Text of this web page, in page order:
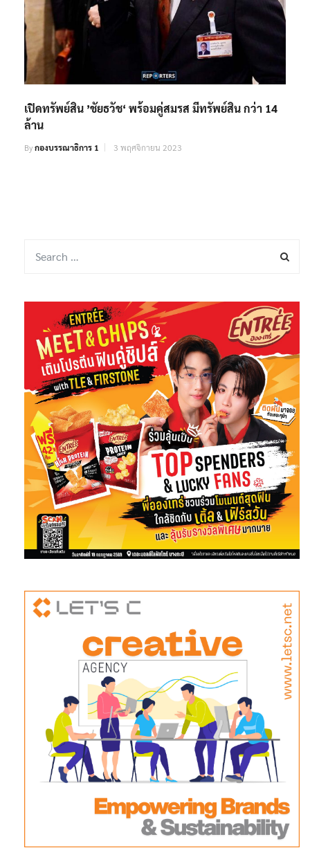
เปิดทรัพย์สิน ’ชัยธวัช‘ พร้อมคู่สมรส มีทรัพย์สิน กว่า 14
ล้าน
Byกองบรรณาธิการ 1 3 พฤศจิกายน 2023